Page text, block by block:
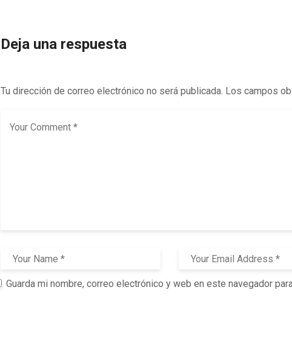
Deja una respuesta
Tu dirección de correo electrónico no será publicada. Los campos
Guarda mi nombre, correo electrónico y web en este navegador